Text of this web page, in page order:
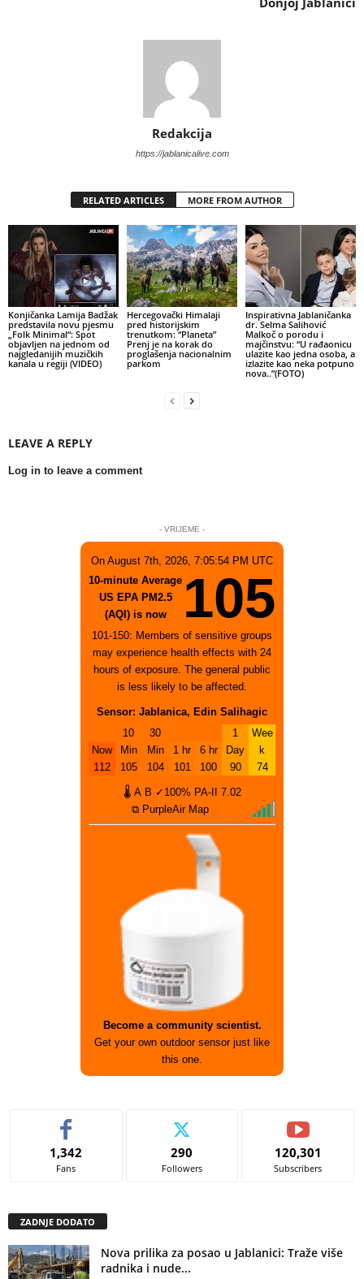
Redakcija
https://jablanicalive.com
RELATED ARTICLES MORE FROM AUTHOR
Konjičanka Lamija Badžak
predstavila novu pjesmu
„Folk Minimal“: Spot
objavljen na jednom od
najgledanijih muzičkih
kanala u regiji (VIDEO)
Hercegovački Himalaji
pred historijskim
trenutkom: “Planeta”
Prenj je na korak do
proglašenja nacionalnim
parkom
Inspirativna Jablaničanka
dr. Selma Salihović
Malkoč o porodu i
majčinstvu: “U rađaonicu
ulazite kao jedna osoba, a
izlazite kao neka potpuno
nova..”(FOTO)
LEAVE A REPLY
Log in to leave a comment
- VRIJEME -
On August 7th, 2026, 7:05:54 PM UTC
10-minute Average
US EPA PM2.5
(AQI) is now
105
101-150: Members of sensitive groups
may experience health effects with 24
hours of exposure. The general public
is less likely to be affected.
Sensor: Jablanica, Edin Salihagic
Now
112
10
Min
105
30
Min
104
1 hr
101
6 hr
100
1
Day
90
Wee
k
74
🌡 A B ✓100% PA-II
7.02
⧉ PurpleAir Map
Become a community scientist.
Get your own outdoor sensor just like
this one.
1,342
Fans
290
Followers
120,301
Subscribers
ZADNJE DODATO
Nova prilika za posao u Jablanici: Traže više
radnika i nude...